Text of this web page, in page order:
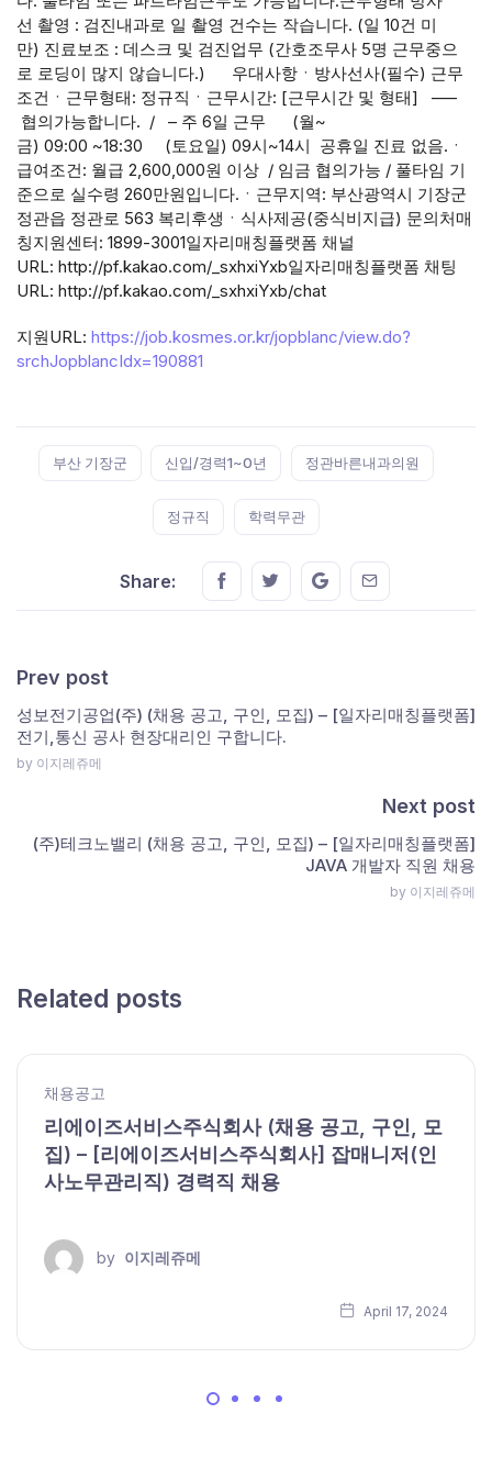
선 촬영 : 검진내과로 일 촬영 건수는 작습니다. (일 10건 미
만) 진료보조 : 데스크 및 검진업무 (간호조무사 5명 근무중으
로 로딩이 많지 않습니다.) 우대사항ㆍ방사선사(필수) 근무
조건ㆍ근무형태: 정규직ㆍ근무시간: [근무시간 및 형태] —–
협의가능합니다. / – 주 6일 근무 (월~
금) 09:00 ~18:30 (토요일) 09시~14시 공휴일 진료 없음.ㆍ
급여조건: 월급 2,600,000원 이상 / 임금 협의가능 / 풀타임 기
준으로 실수령 260만원입니다.ㆍ근무지역: 부산광역시 기장군
정관읍 정관로 563 복리후생ㆍ식사제공(중식비지급) 문의처매
칭지원센터: 1899-3001일자리매칭플랫폼 채널
URL: http://pf.kakao.com/_sxhxiYxb일자리매칭플랫폼 채팅
URL: http://pf.kakao.com/_sxhxiYxb/chat
지원URL: https://job.kosmes.or.kr/jopblanc/view.do?
srchJopblancIdx=190881
부산 기장군 신입/경력1~0년 정관바른내과의원
정규직 학력무관
Share: Share this on FaceBook
Share this on Twitter
Share this on GMail
Share this on
Prev post
성보전기공업(주) (채용 공고, 구인, 모집) – [일자리매칭플랫폼]
전기,통신 공사 현장대리인 구합니다.
by 이지레쥬메
Next post
(주)테크노밸리 (채용 공고, 구인, 모집) – [일자리매칭플랫폼]
JAVA 개발자 직원 채용
by 이지레쥬메
Related posts
채용공고
리에이즈서비스주식회사 (채용 공고, 구인, 모
집) – [리에이즈서비스주식회사] 잡매니저(인
사노무관리직) 경력직 채용
by 이지레쥬메
April 17, 2024